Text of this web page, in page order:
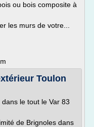
ou bois composite à
les murs de votre...
Toulon
le tout le Var 83
de Brignoles dans